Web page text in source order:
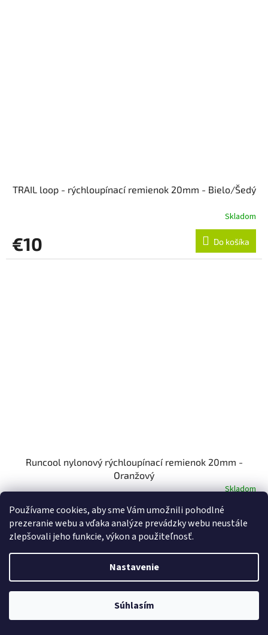
Používame cookies, aby sme Vám umožnili pohodlné
prezeranie webu a vďaka analýze prevádzky webu neustále
zlepšovali jeho funkcie, výkon a použiteľnosť.
Nastavenie
Súhlasím
TRAIL loop - rýchloupínací remienok 20mm - Bielo/Šedý
Skladom
€10 Do košíka
Runcool nylonový rýchloupínací remienok 20mm -
Oranžový
Skladom
€12,20 Do košíka